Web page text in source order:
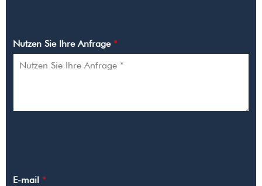
Nutzen Sie Ihre Anfrage *
E-mail *